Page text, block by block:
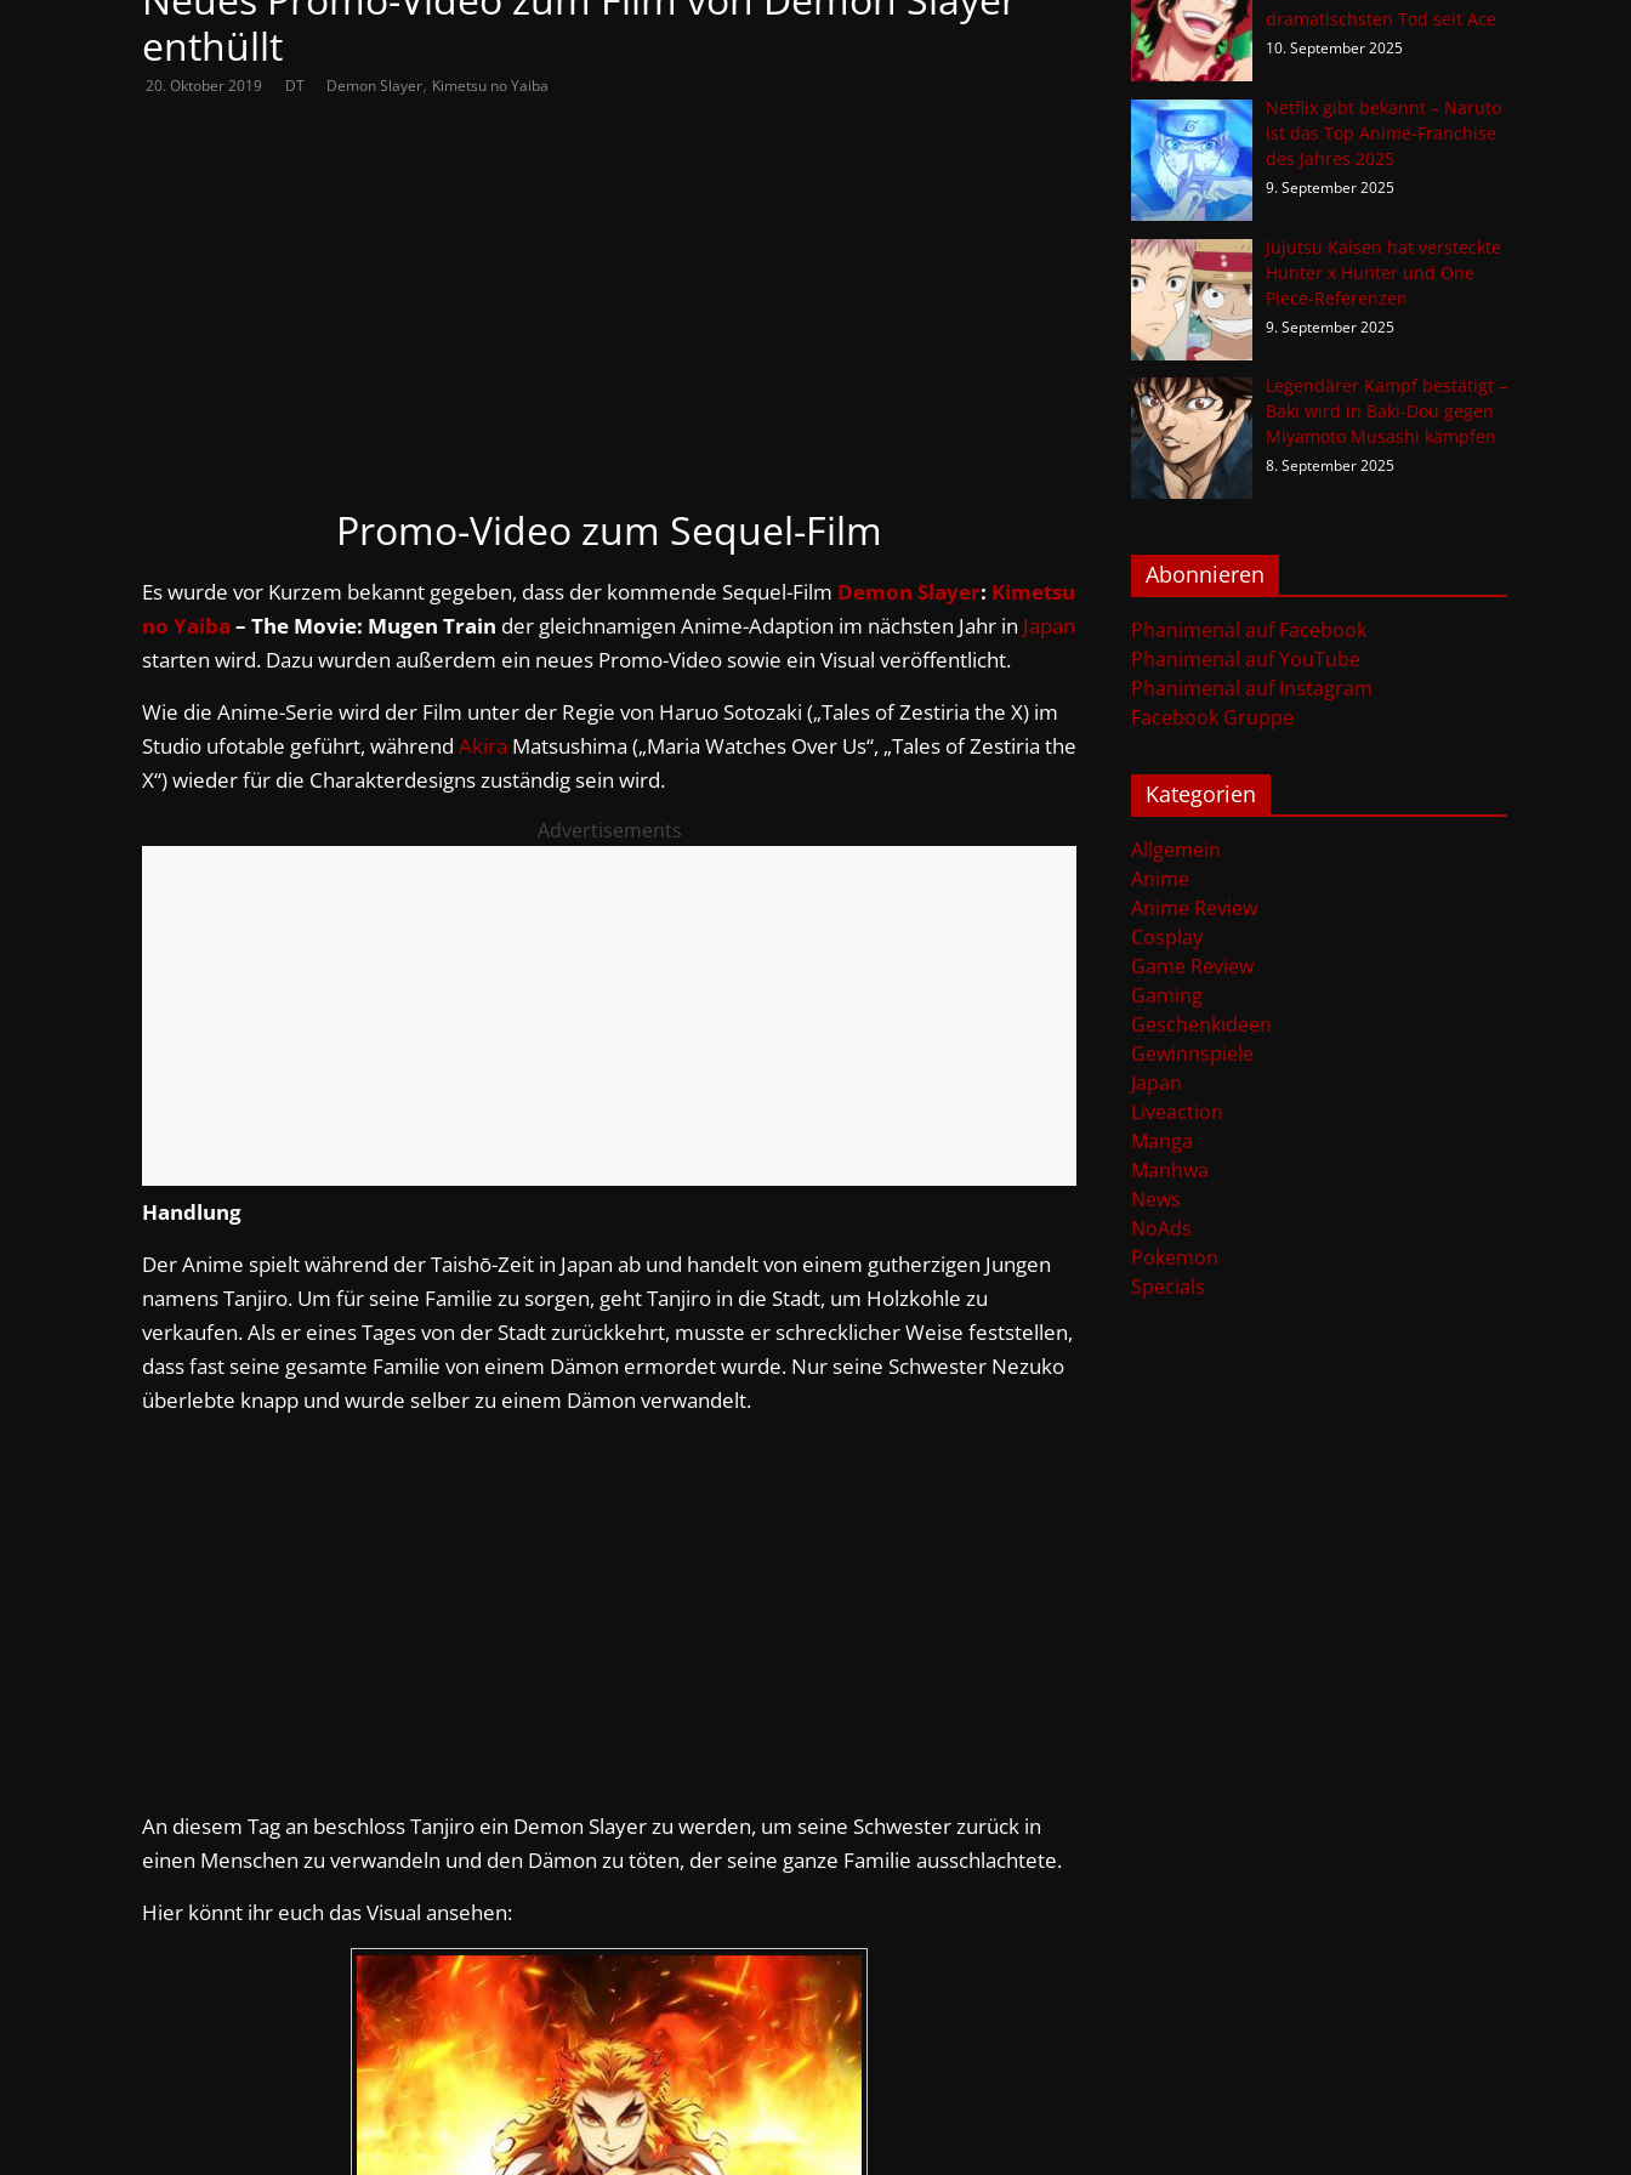
enthüllt
20. Oktober 2019 DT Demon Slayer, Kimetsu no Yaiba
Promo-Video zum Sequel-Film
Es wurde vor Kurzem bekannt gegeben, dass der kommende Sequel-Film Demon Slayer: Kimetsu
no Yaiba – The Movie: Mugen Train der gleichnamigen Anime-Adaption im nächsten Jahr in Japan
starten wird. Dazu wurden außerdem ein neues Promo-Video sowie ein Visual veröffentlicht.
Wie die Anime-Serie wird der Film unter der Regie von Haruo Sotozaki („Tales of Zestiria the X) im
Studio ufotable geführt, während Akira Matsushima („Maria Watches Over Us“, „Tales of Zestiria the
X“) wieder für die Charakterdesigns zuständig sein wird.
Advertisements
Handlung
Der Anime spielt während der Taishō-Zeit in Japan ab und handelt von einem gutherzigen Jungen
namens Tanjiro. Um für seine Familie zu sorgen, geht Tanjiro in die Stadt, um Holzkohle zu
verkaufen. Als er eines Tages von der Stadt zurückkehrt, musste er schrecklicher Weise feststellen,
dass fast seine gesamte Familie von einem Dämon ermordet wurde. Nur seine Schwester Nezuko
überlebte knapp und wurde selber zu einem Dämon verwandelt.
An diesem Tag an beschloss Tanjiro ein Demon Slayer zu werden, um seine Schwester zurück in
einen Menschen zu verwandeln und den Dämon zu töten, der seine ganze Familie ausschlachtete.
Hier könnt ihr euch das Visual ansehen:
dramatischsten Tod seit Ace
10. September 2025
Netflix gibt bekannt – Naruto
ist das Top Anime-Franchise
des Jahres 2025
9. September 2025
Jujutsu Kaisen hat versteckte
Hunter x Hunter und One
Piece-Referenzen
9. September 2025
Legendärer Kampf bestätigt –
Baki wird in Baki-Dou gegen
Miyamoto Musashi kämpfen
8. September 2025
Abonnieren
Phanimenal auf Facebook
Phanimenal auf YouTube
Phanimenal auf Instagram
Facebook Gruppe
Kategorien
Allgemein
Anime
Anime Review
Cosplay
Game Review
Gaming
Geschenkideen
Gewinnspiele
Japan
Liveaction
Manga
Manhwa
News
NoAds
Pokemon
Specials